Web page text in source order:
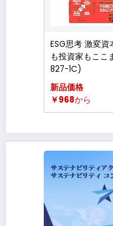
ESG思考 激変
も投資家もこ
827-1C)
新品価格
￥968から